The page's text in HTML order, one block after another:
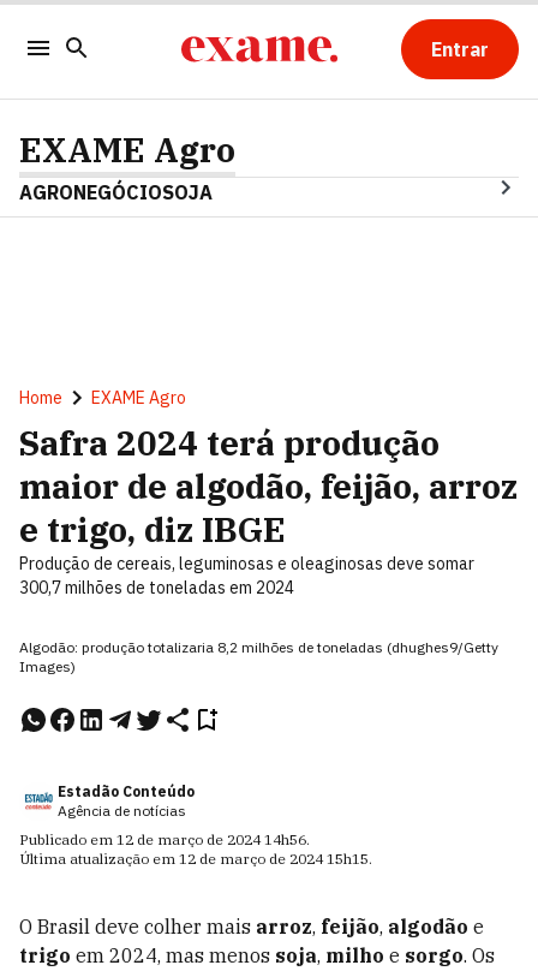
Entrar
EXAME Agro
AGRONEGÓCIOSOJA
Home EXAME Agro
Safra 2024 terá produção
maior de algodão, feijão, arroz
e trigo, diz IBGE
Produção de cereais, leguminosas e oleaginosas deve somar
300,7 milhões de toneladas em 2024
Algodão: produção totalizaria 8,2 milhões de toneladas (dhughes9/Getty
Images)
Estadão Conteúdo
Agência de notícias
Publicado em 12 de março de 2024 14h56.
Última atualização em 12 de março de 2024 15h15.
O Brasil deve colher mais arroz, feijão, algodão e
trigo em 2024, mas menos soja, milho e sorgo. Os